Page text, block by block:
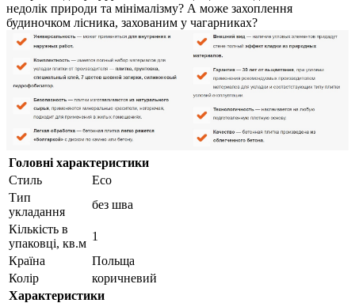
недолік природи та мінімалізму? А може захоплення
будиночком лісника, захованим у чагарниках?
Головні характеристики
Стиль
Eco
Тип
укладання
без шва
Кількість в
упаковці, кв.м
1
Країна
Польща
Колір
коричневий
Характеристики